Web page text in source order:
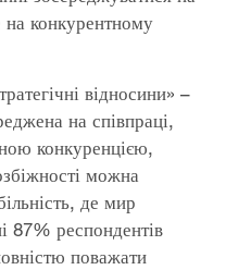
на конкурентному
відносини» –
на співпраці,
конкуренцією,
можна
де мир
87% респондентів
поважати